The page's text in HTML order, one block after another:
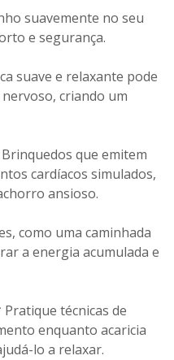
suavemente no seu
e segurança.
suave e relaxante pode
criando um
que emitem
cardíacos simulados,
ansioso.
como uma caminhada
a energia acumulada e
técnicas de
enquanto acaricia
lo a relaxar.